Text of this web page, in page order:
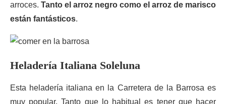
arroces. Tanto el arroz negro como el arroz de marisco
están fantásticos.
Heladería Italiana Soleluna
Esta heladería italiana en la Carretera de la Barrosa es
muy popular. Tanto que lo habitual es tener que hacer